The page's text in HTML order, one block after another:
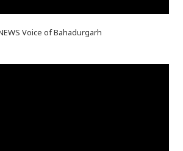
NEWS Voice of Bahadurgarh